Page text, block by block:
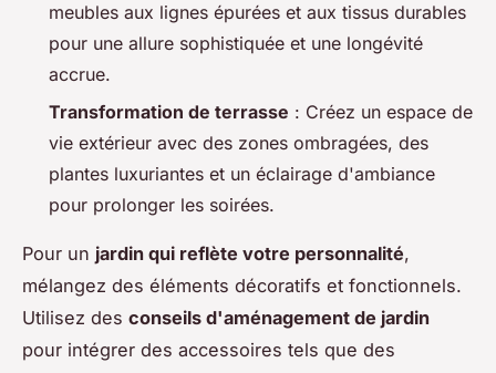
meubles aux lignes épurées et aux tissus durables
pour une allure sophistiquée et une longévité
accrue.
Transformation de terrasse : Créez un espace de
vie extérieur avec des zones ombragées, des
plantes luxuriantes et un éclairage d'ambiance
pour prolonger les soirées.
Pour un jardin qui reflète votre personnalité,
mélangez des éléments décoratifs et fonctionnels.
Utilisez des conseils d'aménagement de jardin
pour intégrer des accessoires tels que des